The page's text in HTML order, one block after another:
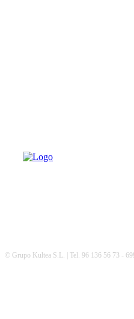
© Grupo Kultea S.L. | Tel. 96 136 56 73 -